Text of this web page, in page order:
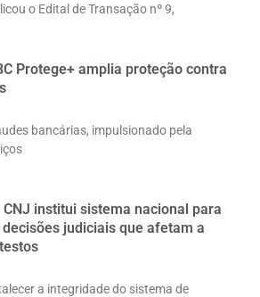
o Edital de Transação nº 9,
Protege+ amplia proteção contra
bancárias, impulsionado pela
institui sistema nacional para
judiciais que afetam a
a integridade do sistema de